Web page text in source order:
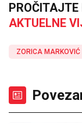
PROČITAJTE
AKTUELNE
ZORICA MARKOVIĆ